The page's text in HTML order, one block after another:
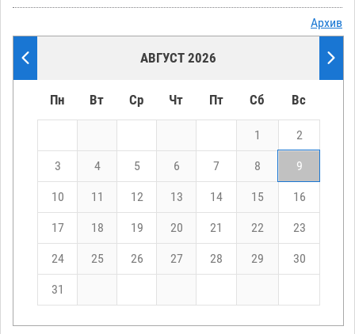
Архив
АВГУСТ 2026
Пн Вт Ср Чт Пт Сб Вс
1 2
3 4 5 6 7 8 9
10 11 12 13 14 15 16
17 18 19 20 21 22 23
24 25 26 27 28 29 30
31